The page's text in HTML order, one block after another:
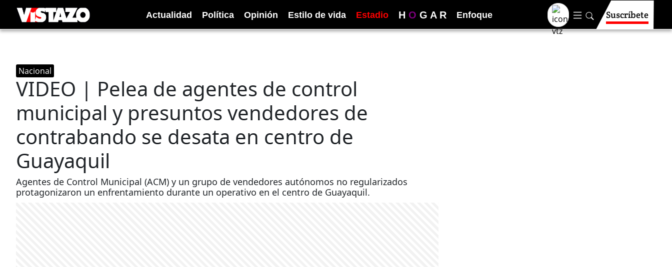
Actualidad Política Opinión Estilo de vida Estadio H O G A R Enfoque Suscríbete
Nacional
VIDEO | Pelea de agentes de control
municipal y presuntos vendedores de
contrabando se desata en centro de
Guayaquil
Agentes de Control Municipal (ACM) y un grupo de vendedores autónomos no regularizados
protagonizaron un enfrentamiento durante un operativo en el centro de Guayaquil.